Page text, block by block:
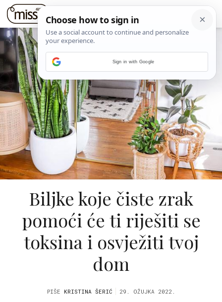
Biljke koje čiste zrak
pomoći će ti riješiti se
toksina i osvježiti tvoj
dom
PIŠE KRISTINA ŠERIĆ 29. OŽUJKA 2022.
Sign in with Google